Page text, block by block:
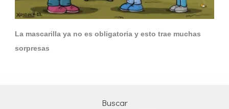
La mascarilla ya no es obligatoria y esto trae muchas
sorpresas
Buscar